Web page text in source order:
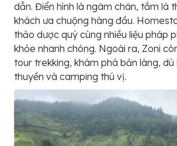
dẫn. Điển hình là ngâm chân, tắm lá
khách ưa chuộng hàng đầu.
thảo dược quý cùng nhiều liệu pháp
khỏe nhanh chóng. Ngoài ra, Zoni
tour trekking, khám phá bản làng, dù
thuyền và camping thú vị.